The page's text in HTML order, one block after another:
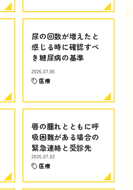
尿の回数が増えたと
感じる時に確認すべ
き糖尿病の基準
2026.07.06
医療
唇の腫れとともに呼
吸困難がある場合の
緊急連絡と受診先
2026.07.02
医療